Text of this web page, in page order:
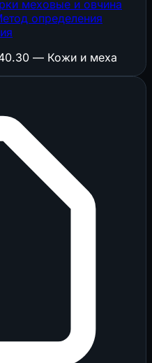
меховые и овчина
определения
— Кожи и меха